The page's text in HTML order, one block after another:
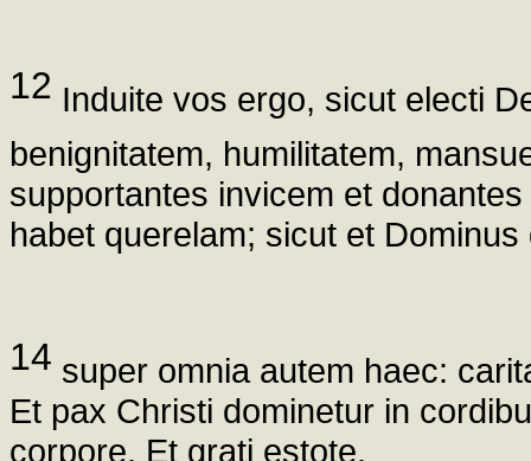
12 Induite vos ergo, sicut electi
benignitatem, humilitatem,
supportantes invicem et
habet querelam; sicut et
14 super omnia autem haec:
Et pax Christi dominetur in
corpore. Et grati estote.